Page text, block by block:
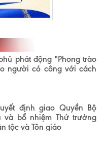
phát động "Phong trào
người có công với cách
định giao Quyền Bộ
và bổ nhiệm Thứ trưởng
tộc và Tôn giáo